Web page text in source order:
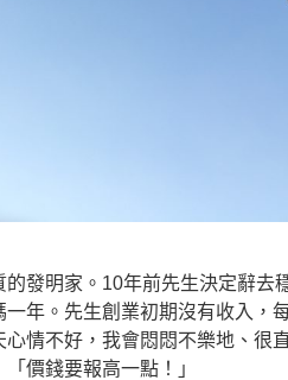
發明家。10年前先生決定辭去
年。先生創業初期沒有收入，
情不好，我會悶悶不樂地、很
價錢要報高一點！」